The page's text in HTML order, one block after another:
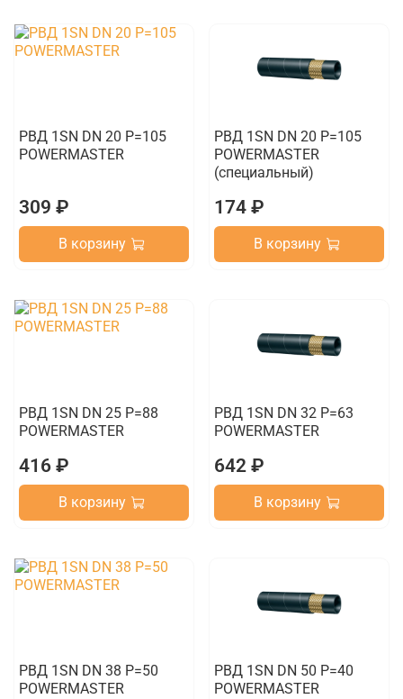
РВД 1SN DN 20 P=105
POWERMASTER
309 ₽
В корзину
РВД 1SN DN 20 P=105
POWERMASTER
(специальный)
174 ₽
В корзину
РВД 1SN DN 25 P=88
POWERMASTER
416 ₽
В корзину
РВД 1SN DN 32 P=63
POWERMASTER
642 ₽
В корзину
РВД 1SN DN 38 P=50
POWERMASTER
РВД 1SN DN 50 P=40
POWERMASTER